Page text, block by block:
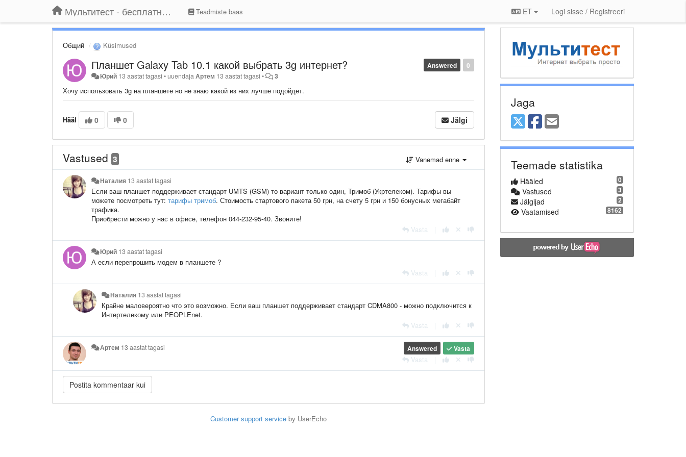
Мультитест - бесплатный подбор провайдера по адресу Teadmiste baas ET Logi sisse / Registreeri
Общий Küsimused
0
Answered
Планшет Galaxy Tab 10.1 какой выбрать 3g интернет?
Юрий 13 aastat tagasi •uuendajaАртем 13 aastat tagasi • 3
Хочу использовать 3g на планшете но не знаю какой из них лучше подойдет.
Hääl 0 0 Jälgi
Vastused 3 Vanemad enne
Наталия 13 aastat tagasi
Если ваш планшет поддерживает стандарт UMTS (GSM) то вариант только один, Тримоб (Укртелеком). Тарифы вы
можете посмотреть тут: тарифы тримоб. Стоимость стартового пакета 50 грн, на счету 5 грн и 150 бонусных мегабайт
трафика.
Приобрести можно у нас в офисе, телефон 044-232-95-40. Звоните!
Vasta
Юрий 13 aastat tagasi
А если перепрошить модем в планшете ?
Vasta
Наталия 13 aastat tagasi
Крайне маловероятно что это возможно. Если ваш планшет поддерживает стандарт CDMA800 - можно подключится к
Интертелекому или PEOPLEnet.
Vasta
Vasta
Answered
Артем 13 aastat tagasi
Vasta
Customer support serviceby UserEcho
Jaga
Teemade statistika
0
Hääled
3
Vastused
2
Jälgijad
8162
Vaatamised